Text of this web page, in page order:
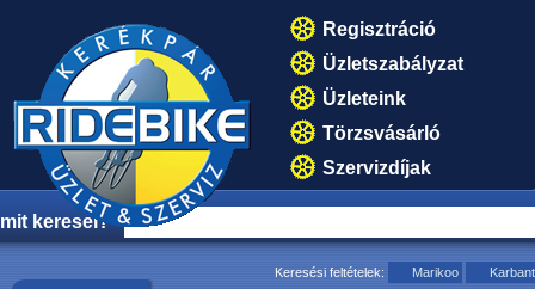
Regisztráció
Üzletszabályzat
Üzleteink
Törzsvásárló
Szervizdíjak
mit keresel?
Keresési feltételek: Marikoo